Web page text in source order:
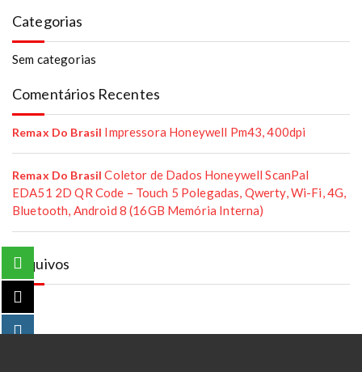
Categorias
Sem categorias
Comentários Recentes
Remax Do Brasil Impressora Honeywell Pm43, 400dpi
Remax Do Brasil Coletor de Dados Honeywell ScanPal
EDA51 2D QR Code – Touch 5 Polegadas, Qwerty, Wi-Fi, 4G,
Bluetooth, Android 8 (16GB Memória Interna)
Arquivos